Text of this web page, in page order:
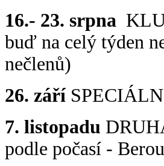
16.- 23. srpna
buď na celý týden
nečlenů)
26. září
7. listopadu
podle počasí -